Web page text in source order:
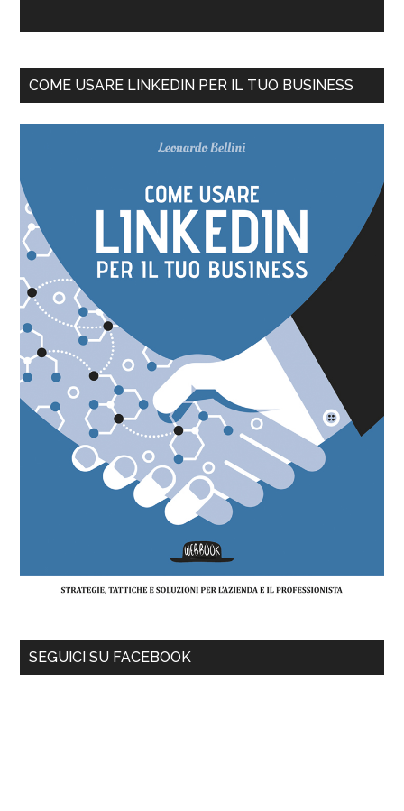
COME USARE LINKEDIN PER IL TUO BUSINESS
SEGUICI SU FACEBOOK